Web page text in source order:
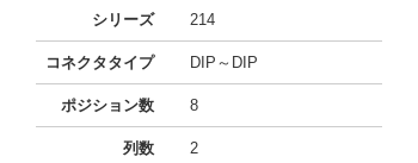
シリーズ 214
コネクタタイプ DIP～DIP
ポジション数 8
列数 2